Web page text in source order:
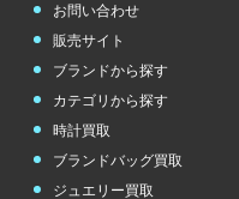
お問い合わせ
販売サイト
ブランドから探す
カテゴリから探す
時計買取
ブランドバッグ買取
ジュエリー買取